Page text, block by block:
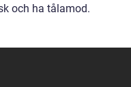
och ha tålamod.